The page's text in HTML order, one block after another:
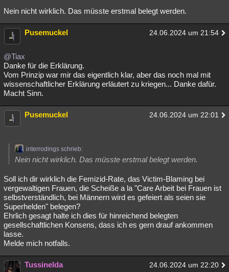
Nein nicht wirklich. Das müsste erstmal belegt werden.
Pusemuckel 24.06.2024 um 21:54
@Tiax
Danke für die Erklärung.
Vom Prinzip war mir das eigentlich klar, aber das noch mal mit
wissenschaftlicher Erklärung erläutert zu kriegen... Danke dafür.
Macht Sinn.
Pusemuckel 24.06.2024 um 22:01
interrodings schrieb:
Nein nicht wirklich. Das müsste erstmal belegt werden.
Soll ich dir wirklich die Femizid-Rate, das Victim-Blaming bei
vergewaltigen Frauen, die Scheiße a la "Care Arbeit bei Frauen ist
selbstverständlich, bei Männern wird es gefeiert als seien sie
Superhelden" belegen?
Ehrlich gesagt halte ich dies für hinreichend belegten
gesellschaftlichen Konsens, dass ich es gern drauf ankommen
lasse.
Melde mich notfalls.
Tussinelda 24.06.2024 um 22:20